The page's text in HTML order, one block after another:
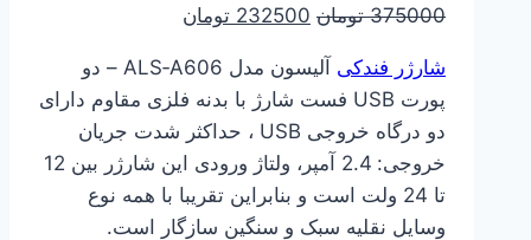
375000 تومان قیمت
375000 تومان
بود.
232500 تومان
232500 تومان
است.
شارژر فندکی
آلیسون مدل ALS‑A606 – دو
پورت USB فست شارژ با بدنه فلزی مقاوم دارای
دو درگاه خروجی USB ، حداکثر شدت جریان
خروجی: 2.4 آمپر، ولتاژ ورودی این شارژر بین 12
تا 24 ولت است و بنابراین تقریبا با همه نوع
وسایل نقلیه سبک و سنگین سازگار است.